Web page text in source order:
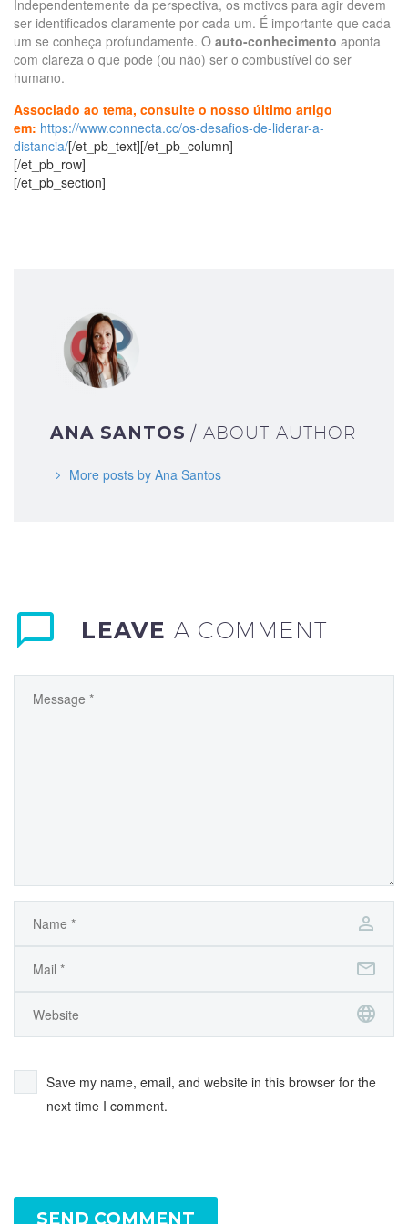
Independentemente da perspectiva, os motivos para agir devem
ser identificados claramente por cada um. É importante que cada
um se conheça profundamente. O auto-conhecimento aponta
com clareza o que pode (ou não) ser o combustível do ser
humano.
Associado ao tema, consulte o nosso último artigo
em: https://www.connecta.cc/os-desafios-de-liderar-a-
distancia/[/et_pb_text][/et_pb_column]
[/et_pb_row]
[/et_pb_section]
ANA SANTOS/ ABOUT AUTHOR
More posts by Ana Santos
LEAVE A COMMENT
Save my name, email, and website in this browser for the
next time I comment.
SEND COMMENT